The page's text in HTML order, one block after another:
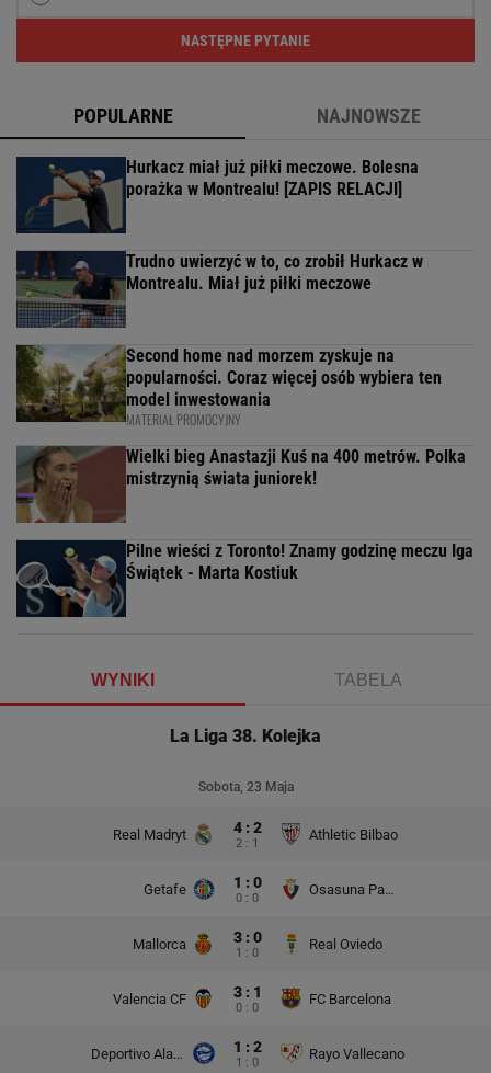
NASTĘPNE PYTANIE
POPULARNE NAJNOWSZE
Hurkacz miał już piłki meczowe. Bolesna
porażka w Montrealu! [ZAPIS RELACJI]
Trudno uwierzyć w to, co zrobił Hurkacz w
Montrealu. Miał już piłki meczowe
Second home nad morzem zyskuje na
popularności. Coraz więcej osób wybiera ten
model inwestowania
MATERIAŁ PROMOCYJNY
Wielki bieg Anastazji Kuś na 400 metrów. Polka
mistrzynią świata juniorek!
Pilne wieści z Toronto! Znamy godzinę meczu Iga
Świątek - Marta Kostiuk
WYNIKI TABELA
La Liga 38. Kolejka
Sobota, 23 Maja
Real Madryt 4 : 2
2 : 1
Athletic Bilbao
Getafe 1 : 0
0 : 0
Osasuna Pampeluna
Mallorca 3 : 0
1 : 0
Real Oviedo
Valencia CF 3 : 1
0 : 0
FC Barcelona
Deportivo Alaves 1 : 2
1 : 0
Rayo Vallecano